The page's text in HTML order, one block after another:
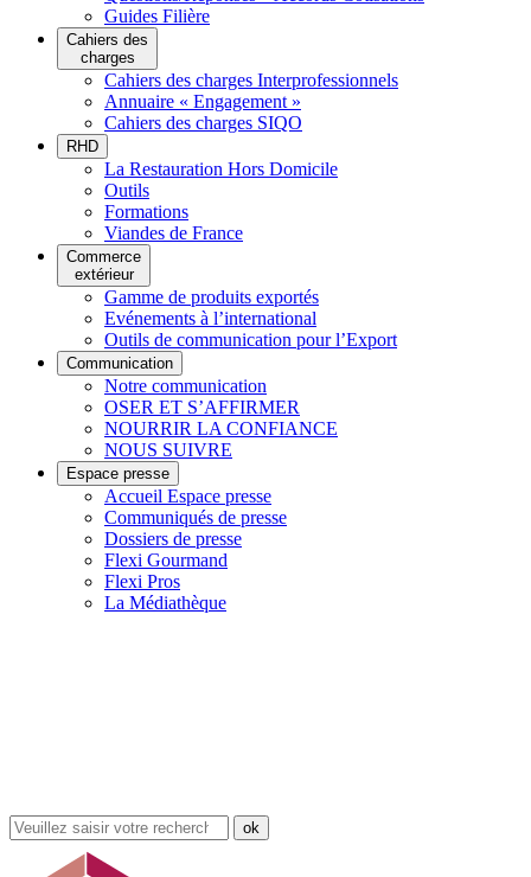
Guides Filière
Cahiers des
charges
Cahiers des charges Interprofessionnels
Annuaire « Engagement »
Cahiers des charges SIQO
RHD
La Restauration Hors Domicile
Outils
Formations
Viandes de France
Commerce
extérieur
Gamme de produits exportés
Evénements à l’international
Outils de communication pour l’Export
Communication
Notre communication
OSER ET S’AFFIRMER
NOURRIR LA CONFIANCE
NOUS SUIVRE
Espace presse
Accueil Espace presse
Communiqués de presse
Dossiers de presse
Flexi Gourmand
Flexi Pros
La Médiathèque
Rechercher
dans